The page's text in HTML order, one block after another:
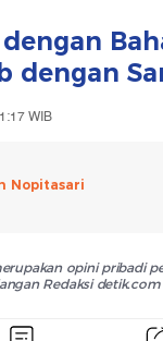
dengan
WIB
Nopitasari
opini pribadi
Redaksi detik.com